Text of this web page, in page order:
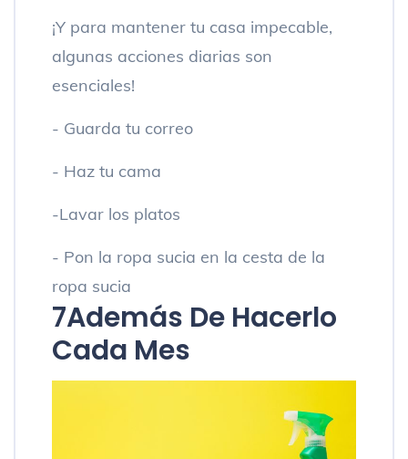
¡Y para mantener tu casa impecable,
algunas acciones diarias son
esenciales!
- Guarda tu correo
- Haz tu cama
-Lavar los platos
- Pon la ropa sucia en la cesta de la
ropa sucia
7Además De Hacerlo
Cada Mes